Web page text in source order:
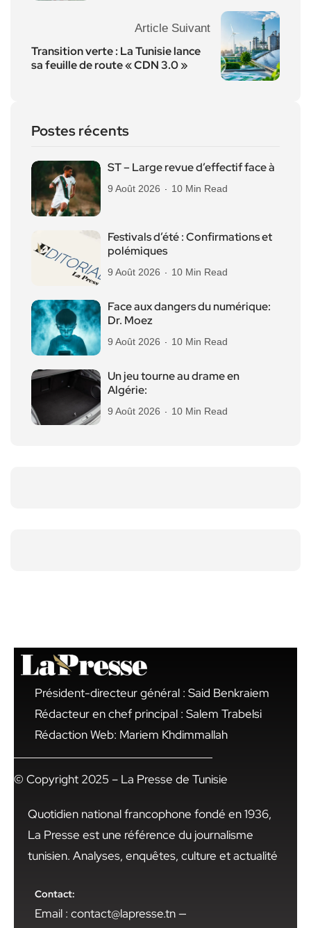
Article Suivant
Transition verte : La Tunisie lance
sa feuille de route « CDN 3.0 »
Postes récents
ST – Large revue d’effectif face à
9 Août 2026 10 Min Read
Festivals d’été : Confirmations et
polémiques
9 Août 2026 10 Min Read
Face aux dangers du numérique:
Dr. Moez
9 Août 2026 10 Min Read
Un jeu tourne au drame en
Algérie:
9 Août 2026 10 Min Read
Président-directeur général : Said Benkraiem
Rédacteur en chef principal : Salem Trabelsi
Rédaction Web: Mariem Khdimmallah
© Copyright 2025 – La Presse de Tunisie
Quotidien national francophone fondé en 1936,
La Presse est une référence du journalisme
tunisien. Analyses, enquêtes, culture et actualité
Contact:
Email : contact@lapresse.tn —